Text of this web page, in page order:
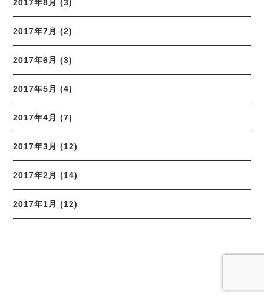
2017年8月 (3)
2017年7月 (2)
2017年6月 (3)
2017年5月 (4)
2017年4月 (7)
2017年3月 (12)
2017年2月 (14)
2017年1月 (12)